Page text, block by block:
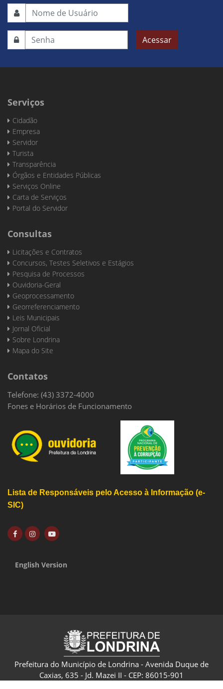
Acessar
Serviços
Cidadão
Empresa
Servidor
Turista
Transparência
Órgãos e Entidades Públicas
Serviços Online
Carta de Serviços
Portal do Servidor
Consultas
Licitações e Contratos
Concursos, Testes Seletivos e Estágios
Pesquisa de Processos
Ouvidoria-Geral
Geoprocessamento
Georreferenciamento
Leis Municipais
Jornal Oficial
Sobre Londrina
Mapa do Site
Contatos
Telefone: (43) 3372-4000
Fones e Horários de Funcionamento
Lista de Responsáveis pelo Acesso à Informação (e-
SIC)
English Version
Prefeitura do Município de Londrina - Avenida Duque de
Caxias, 635 - Jd. Mazei II - CEP: 86015-901